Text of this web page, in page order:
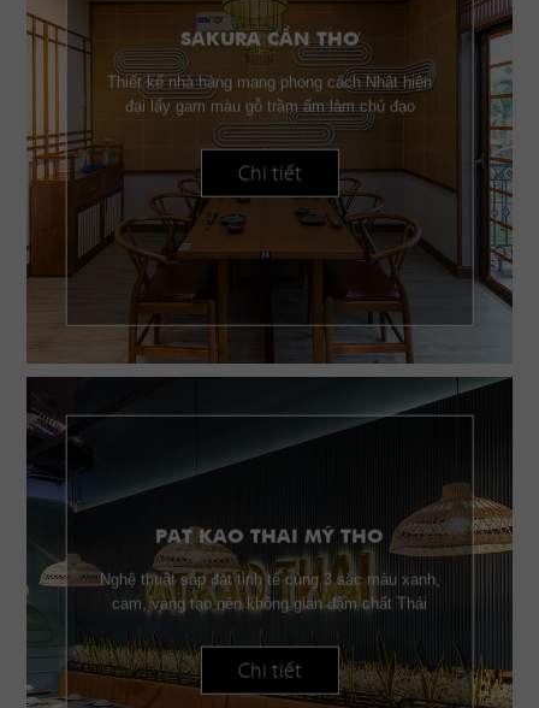
SAKURA CẦN THƠ
Thiết kế nhà hàng mang phong cách Nhật hiện
đại lấy gam màu gỗ trầm ấm làm chủ đạo
Chi tiết
PAT KAO THAI MỸ THO
Nghệ thuật sắp đặt tinh tế cùng 3 sắc màu xanh,
cam, vàng tạo nên không gian đậm chất Thái
Chi tiết